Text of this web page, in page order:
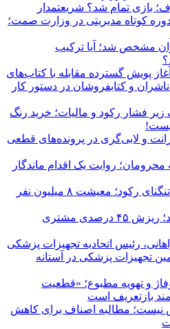
اصناف؛ بازی تمام شد؟ شریعتمدار
کوتاه مدیریتی در وزارت صمت؛
مشخص شد؛ آیا ترکیب
پویش گسترده مقابله با کتاب‌های
و کتابفروشان در دستور کار
زیر فشار رکود و مالیات؛ خرید رنگ
رانت و لابی‌گری در پرونده‌های قطعی
به محرومان؛ روایت یک اقدام ماندگار
فرش دستباف ایران در تنگنای رکود؛ معیشت ۸ میلیون نفر
سفره مردم کوچک‌تر شد؛ ریزش ۴۵ درصدی مشتری
رئیس اتحادیه تجهیزات پزشکی
تجهیزات پزشکی در آستانه
و تهویه مطبوع؛ «قطعیت
بازتعریف است
نیست؛ مطالبه اصناف برای کاهش